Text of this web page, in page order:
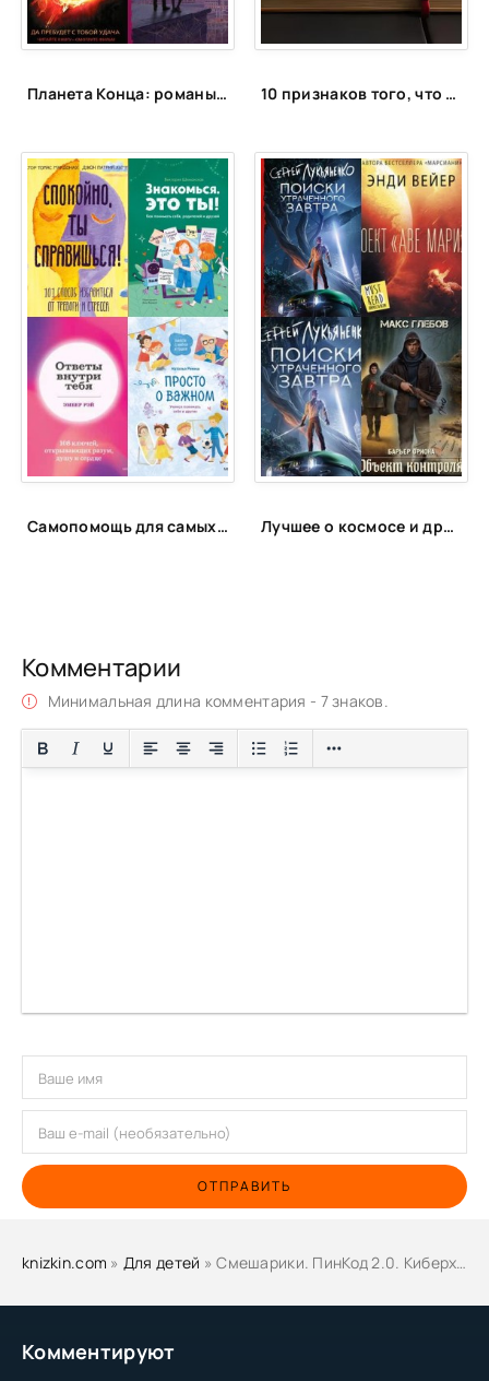
Комментируют
Планета Конца: романы-катастрофы, пост-апокалипсис и антиутопии 10 признаков того, что вы умнее большинства людей по мнению психологов
Самопомощь для самых маленьких Лучшее о космосе и других планетах
Комментарии
Минимальная длина комментария - 7 знаков.
ОТПРАВИТЬ
knizkin.com » Для детей » Смешарики. ПинКод 2.0. Киберхулиган